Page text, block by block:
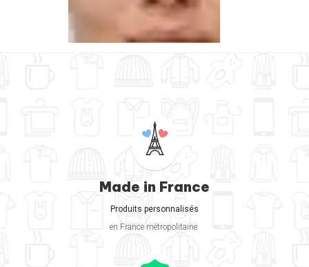
Made in France
Produits personnalisés
en France métropolitaine.